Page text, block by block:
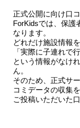
正式公開に向け口
ForKidsでは、保護
なります。
どれだけ施設情報
「実際に子連れで
という情報がなけ
ん。
そのため、正式サ
コミデータの収集
ご投稿いただいた